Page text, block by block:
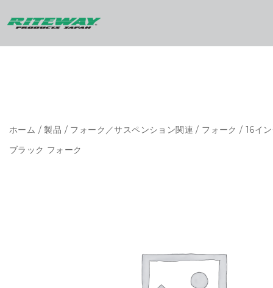
ホーム /製品 / フォーク／サスペンション関連 / フォーク /16イ
ブラック フォーク